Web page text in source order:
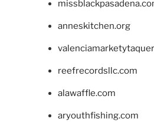
anneskitchen.org
reefrecordsllc.com
alawaffle.com
aryouthfishing.com